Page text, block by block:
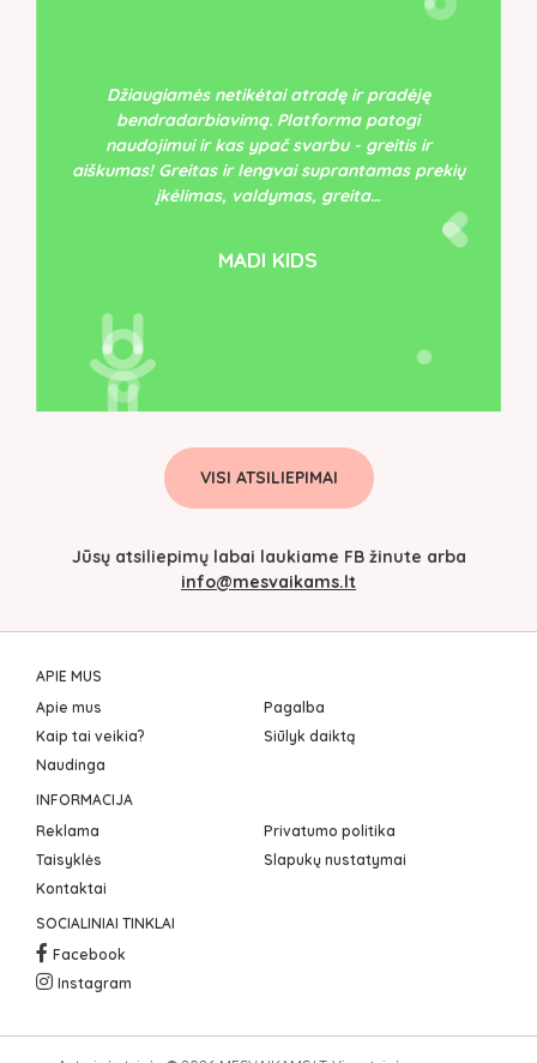
Džiaugiamės netikėtai atradę ir pradėję
bendradarbiavimą. Platforma patogi
naudojimui ir kas ypač svarbu - greitis ir
aiškumas! Greitas ir lengvai suprantamas prekių
įkėlimas, valdymas, greita…
MADI KIDS
VISI ATSILIEPIMAI
Jūsų atsiliepimų labai laukiame FB žinute arba
info@mesvaikams.lt
APIE MUS
Apie mus
Pagalba
Kaip tai veikia?
Siūlyk daiktą
Naudinga
INFORMACIJA
Reklama
Privatumo politika
Taisyklės
Slapukų nustatymai
Kontaktai
SOCIALINIAI TINKLAI
Facebook
Instagram